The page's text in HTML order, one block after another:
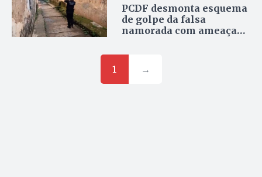
PCDF desmonta esquema
de golpe da falsa
namorada com ameaças
cumpre mandados em
1 →